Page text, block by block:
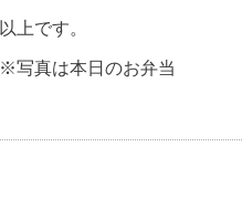
以上です。
※写真は本日のお弁当